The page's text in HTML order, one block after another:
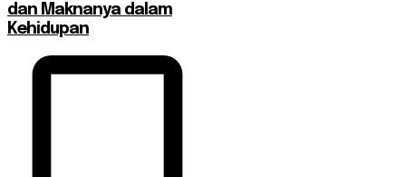
dan Maknanya dalam
Kehidupan